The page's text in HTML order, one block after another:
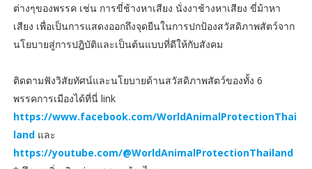
ต่างๆของพรรค เช่น การขี่ช้างหาเสียง นั่งงาช้างหาเสียง ขี่ม้าหา
เสียง เพื่อเป็นการแสดงออกถึงจุดยืนในการปกป้องสวัสดิภาพสัตว์จาก
นโยบายสู่การปฎิบัติและเป็นต้นแบบที่ดีให้กับสังคม
ติดตามฟังวิสัยทัศน์และนโยบายด้านสวัสดิภาพสัตว์ของทั้ง 6
พรรคการเมืองได้ที่นี่ link
https://www.facebook.com/WorldAnimalProtectionThai
landและ
https://youtube.com/@WorldAnimalProtectionThailand